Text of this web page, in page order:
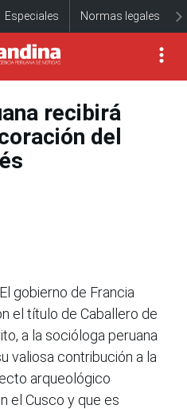
Especiales Normas legales
recibirá
del
El gobierno de Francia
el título de Caballero de
a la socióloga peruana
valiosa contribución a la
arqueológico
el Cusco y que es